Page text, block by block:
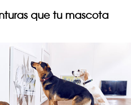
que tu mascota